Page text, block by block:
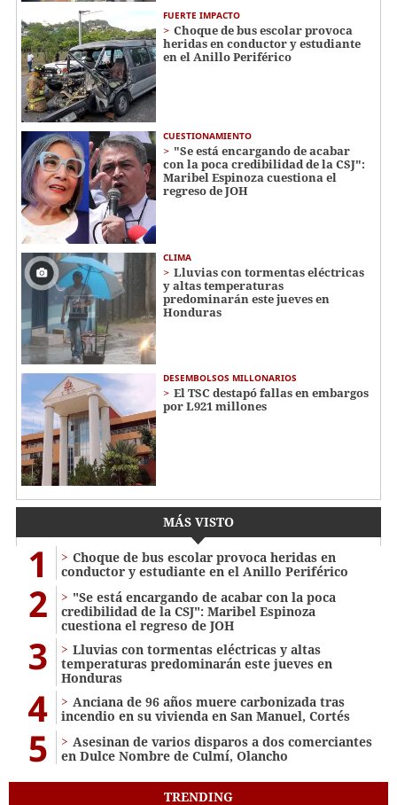
FUERTE IMPACTO
Choque de bus escolar provoca
heridas en conductor y estudiante
en el Anillo Periférico
CUESTIONAMIENTO
"Se está encargando de acabar
con la poca credibilidad de la CSJ":
Maribel Espinoza cuestiona el
regreso de JOH
CLIMA
Lluvias con tormentas eléctricas
y altas temperaturas
predominarán este jueves en
Honduras
DESEMBOLSOS MILLONARIOS
El TSC destapó fallas en embargos
por L921 millones
MÁS VISTO
1
Choque de bus escolar provoca heridas en
conductor y estudiante en el Anillo Periférico
2
"Se está encargando de acabar con la poca
credibilidad de la CSJ": Maribel Espinoza
cuestiona el regreso de JOH
3
Lluvias con tormentas eléctricas y altas
temperaturas predominarán este jueves en
Honduras
4
Anciana de 96 años muere carbonizada tras
incendio en su vivienda en San Manuel, Cortés
5
Asesinan de varios disparos a dos comerciantes
en Dulce Nombre de Culmí, Olancho
TRENDING